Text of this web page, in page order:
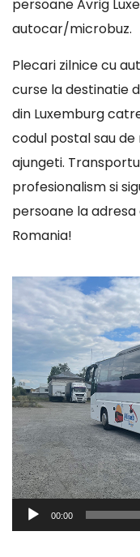
persoane Avrig
autocar/microbuz.
Plecari zilnice cu
curse la destinatie
din Luxemburg
codul postal sau
ajungeti.
profesionalism si
persoane la
Romania!
Player
video
00:00